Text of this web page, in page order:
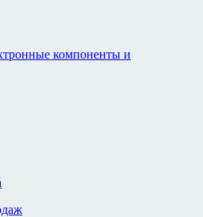
компоненты и